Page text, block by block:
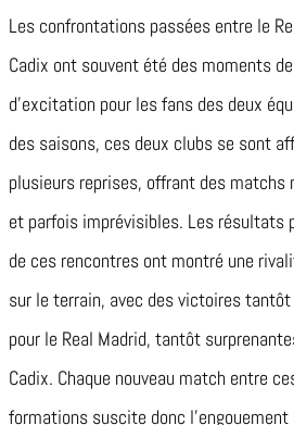
Les confrontations passées entre le
Cadix ont souvent été des moments
d’excitation pour les fans des deux
des saisons, ces deux clubs se sont
plusieurs reprises, offrant des matchs
et parfois imprévisibles. Les résultats
de ces rencontres ont montré une
sur le terrain, avec des victoires
pour le Real Madrid, tantôt
Cadix. Chaque nouveau match entre
formations suscite donc